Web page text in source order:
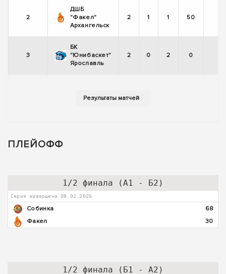
2
ДШБ
"Факел"
Архангельск
2 1 1 50
3
БК
"Юнибаскет"
Ярославль
2 0 2 0
ПЛЕЙОФФ
1/2 финала (А1 - Б2)
Серия завершена 08.02.2026
Собинка
68
Факел
30
1/2 финала (Б1 - А2)